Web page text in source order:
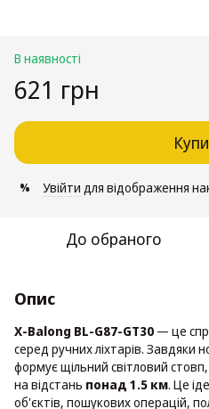
В наявності
621 грн
% Увійти для відображення
До обраного
Опис
X-Balong BL-G87-GT30 — це
серед ручних ліхтарів. Завдяки
формує щільний світловий
на відстань понад 1.5 км. Це
об'єктів, пошукових операцій,